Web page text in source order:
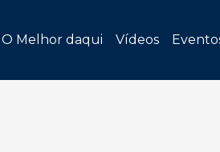
O Melhor daqui Vídeos